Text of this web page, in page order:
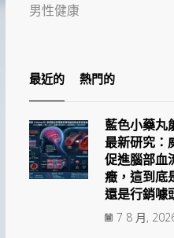
男性健康
最近的 熱門的
藍色小藥丸
最新研究：
促進腦部血
癥，這到底
還是行銷噱
7 8 月,